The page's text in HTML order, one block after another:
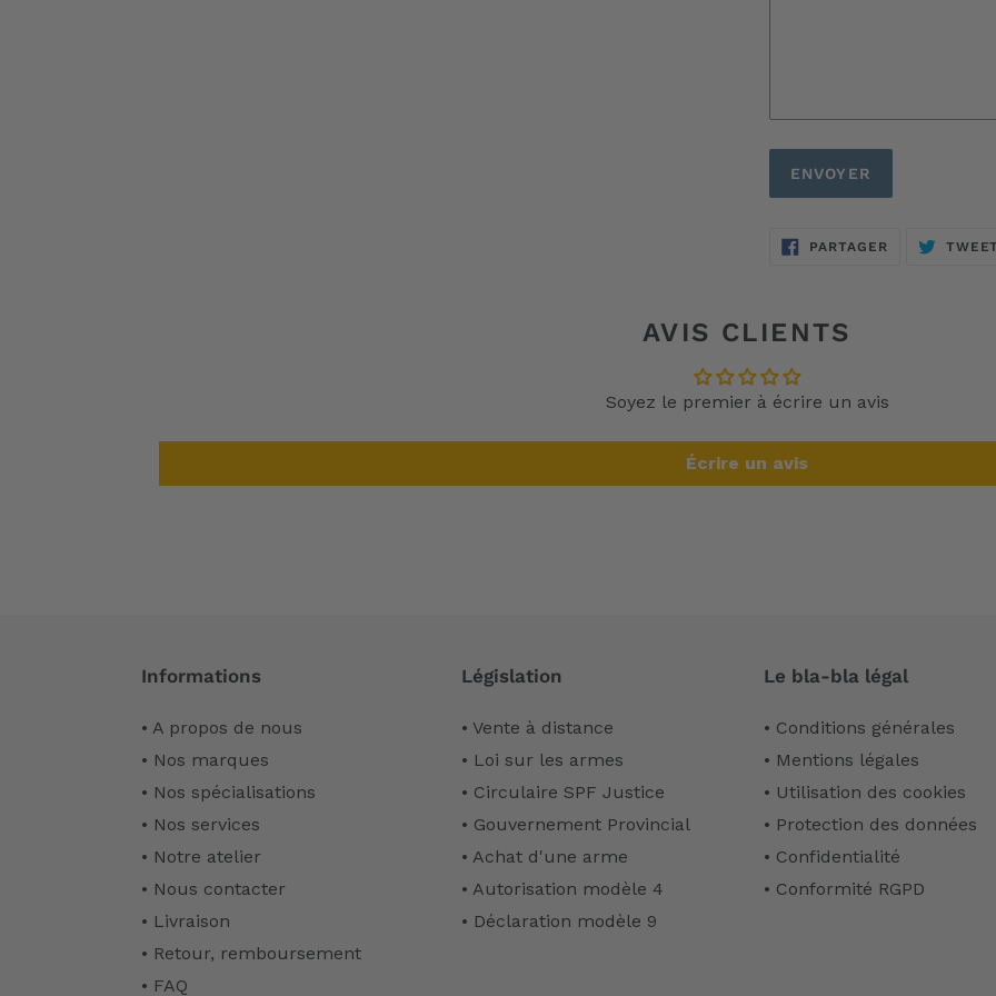
PARTAGERPARTAGER
AVIS CLIENTS
Soyez le premier à écrire un avis
Écrire un avis
Informations
• A propos de nous
• Nos marques
• Nos spécialisations
• Nos services
• Notre atelier
• Nous contacter
• Livraison
• Retour, remboursement
• FAQ
Législation
• Vente à distance
• Loi sur les armes
• Circulaire SPF Justice
• Gouvernement Provincial
• Achat d'une arme
• Autorisation modèle 4
• Déclaration modèle 9
Le bla-bla légal
• Conditions générales
• Mentions légales
• Utilisation des cookies
• Protection des données
• Confidentialité
• Conformité RGPD